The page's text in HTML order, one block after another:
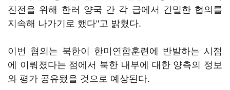
진전을 위해 한러 양국 간 각 급에서 긴밀한 협의를
지속해 나가기로 했다"고 밝혔다.
이번 협의는 북한이 한미연합훈련에 반발하는 시점
에 이뤄졌다는 점에서 북한 내부에 대한 양측의 정보
와 평가 공유됐을 것으로 예상된다.